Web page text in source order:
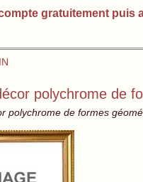
gratuitement puis
polychrome de
polychrome de formes